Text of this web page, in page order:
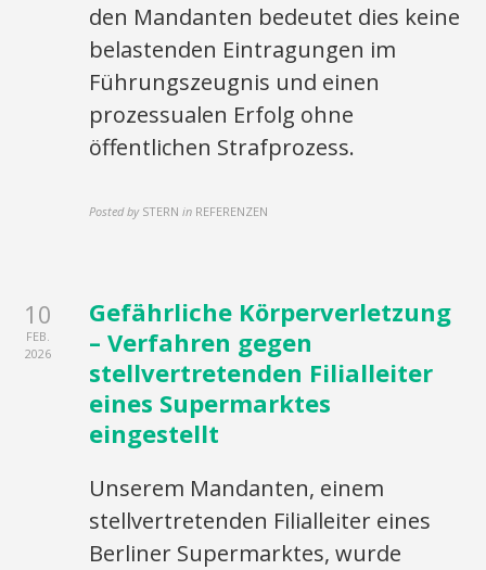
den Mandanten bedeutet dies keine
belastenden Eintragungen im
Führungszeugnis und einen
prozessualen Erfolg ohne
öffentlichen Strafprozess.​
Posted by STERN in REFERENZEN
10
FEB.
2026
Gefährliche Körperverletzung
– Verfahren gegen
stellvertretenden Filialleiter
eines Supermarktes
eingestellt
Unserem Mandanten, einem
stellvertretenden Filialleiter eines
Berliner Supermarktes, wurde